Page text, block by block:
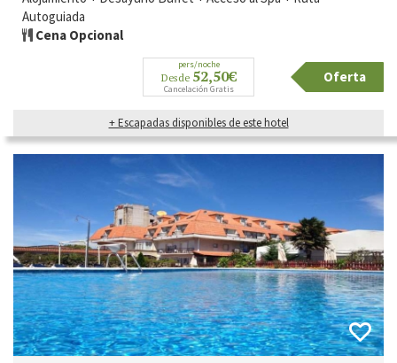
Autoguiada
Cena Opcional
pers/noche
Desde 52,50€
Cancelación Gratis
Oferta
+ Escapadas disponibles de este hotel